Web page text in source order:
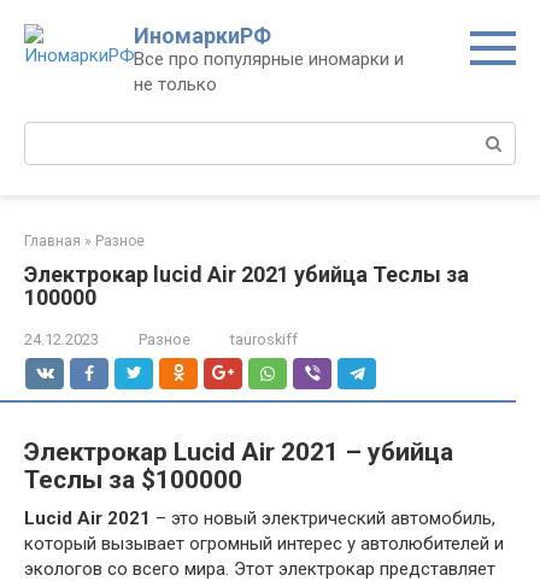
контенту
ИномаркиРФ
Все про популярные иномарки и
не только
Поиск:
Главная » Разное
Электрокар lucid Air 2021 убийца Теслы за
100000
24.12.2023 Разное tauroskiff
Электрокар Lucid Air 2021 – убийца
Теслы за $100000
Lucid Air 2021 – это новый электрический автомобиль,
который вызывает огромный интерес у автолюбителей и
экологов со всего мира. Этот электрокар представляет